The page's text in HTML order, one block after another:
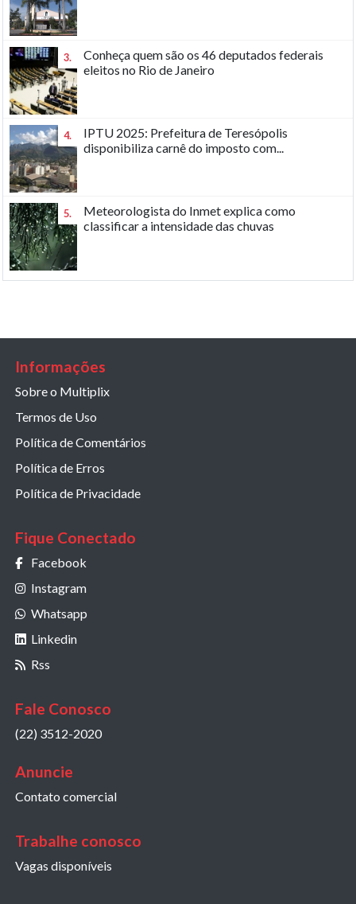
3.
Conheça quem são os 46 deputados federais
eleitos no Rio de Janeiro
4.
IPTU 2025: Prefeitura de Teresópolis
disponibiliza carnê do imposto com...
5.
Meteorologista do Inmet explica como
classificar a intensidade das chuvas
Informações
Sobre o Multiplix
Termos de Uso
Política de Comentários
Política de Erros
Política de Privacidade
Fique Conectado
Facebook
Instagram
Whatsapp
Linkedin
Rss
Fale Conosco
(22) 3512-2020
Anuncie
Contato comercial
Trabalhe conosco
Vagas disponíveis